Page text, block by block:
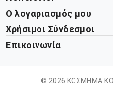
Ο λογαριασμός μου
Χρήσιμοι Σύνδεσμοι
Επικοινωνία
© 2026 ΚΟΣΜΗΜΑ